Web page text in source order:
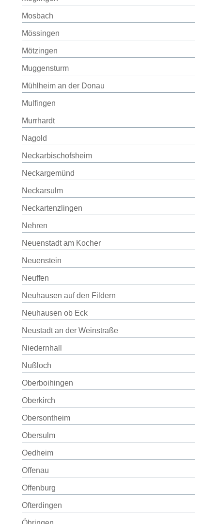
Mosbach
Mössingen
Mötzingen
Muggensturm
Mühlheim an der Donau
Mulfingen
Murrhardt
Nagold
Neckarbischofsheim
Neckargemünd
Neckarsulm
Neckartenzlingen
Nehren
Neuenstadt am Kocher
Neuenstein
Neuffen
Neuhausen auf den Fildern
Neuhausen ob Eck
Neustadt an der Weinstraße
Niedernhall
Nußloch
Oberboihingen
Oberkirch
Obersontheim
Obersulm
Oedheim
Offenau
Offenburg
Ofterdingen